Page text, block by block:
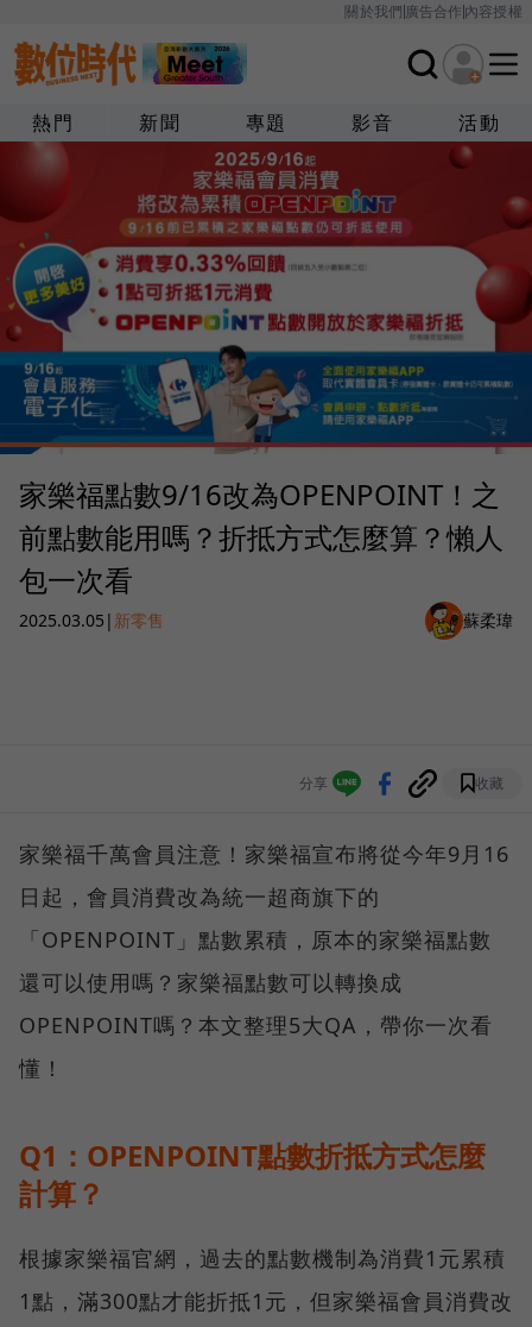
關於我們廣告合作內容授權
熱門 新聞 專題 影音 活動
家樂福點數9/16改為OPENPOINT！之
前點數能用嗎？折抵方式怎麼算？懶人
包一次看
2025.03.05 | 新零售 蘇柔瑋
分享 收藏
家樂福千萬會員注意！家樂福宣布將從今年9月16
日起，會員消費改為統一超商旗下的
「OPENPOINT」點數累積，原本的家樂福點數
還可以使用嗎？家樂福點數可以轉換成
OPENPOINT嗎？本文整理5大QA，帶你一次看
懂！
Q1：OPENPOINT點數折抵方式怎麼
計算？
根據家樂福官網，過去的點數機制為消費1元累積
1點，滿300點才能折抵1元，但家樂福會員消費改